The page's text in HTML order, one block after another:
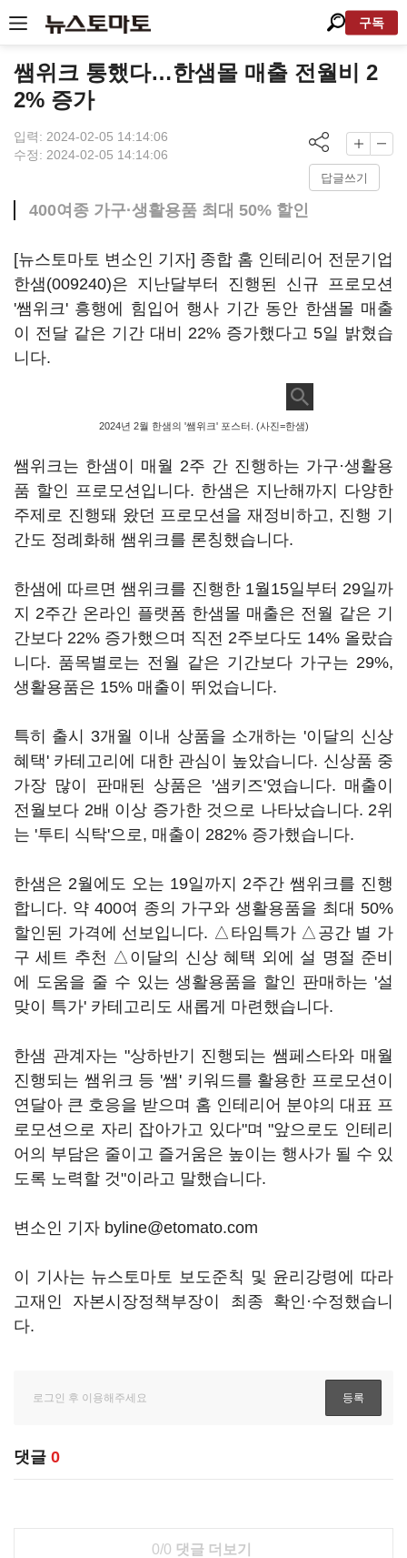
구독
쌤위크 통했다…한샘몰 매출 전월비 2
2% 증가
입력: 2024-02-05 14:14:06
수정: 2024-02-05 14:14:06
답글쓰기
400여종 가구·생활용품 최대 50% 할인
[뉴스토마토 변소인 기자] 종합 홈 인테리어 전문기업
한샘(009240)은 지난달부터 진행된 신규 프로모션
'쌤위크' 흥행에 힘입어 행사 기간 동안 한샘몰 매출
이 전달 같은 기간 대비 22% 증가했다고 5일 밝혔습
니다.
2024년 2월 한샘의 '쌤위크' 포스터. (사진=한샘)
쌤위크는 한샘이 매월 2주 간 진행하는 가구·생활용
품 할인 프로모션입니다. 한샘은 지난해까지 다양한
주제로 진행돼 왔던 프로모션을 재정비하고, 진행 기
간도 정례화해 쌤위크를 론칭했습니다.
한샘에 따르면 쌤위크를 진행한 1월15일부터 29일까
지 2주간 온라인 플랫폼 한샘몰 매출은 전월 같은 기
간보다 22% 증가했으며 직전 2주보다도 14% 올랐습
니다. 품목별로는 전월 같은 기간보다 가구는 29%,
생활용품은 15% 매출이 뛰었습니다.
특히 출시 3개월 이내 상품을 소개하는 '이달의 신상
혜택' 카테고리에 대한 관심이 높았습니다. 신상품 중
가장 많이 판매된 상품은 '샘키즈'였습니다. 매출이
전월보다 2배 이상 증가한 것으로 나타났습니다. 2위
는 '투티 식탁'으로, 매출이 282% 증가했습니다.
한샘은 2월에도 오는 19일까지 2주간 쌤위크를 진행
합니다. 약 400여 종의 가구와 생활용품을 최대 50%
할인된 가격에 선보입니다. △타임특가 △공간 별 가
구 세트 추천 △이달의 신상 혜택 외에 설 명절 준비
에 도움을 줄 수 있는 생활용품을 할인 판매하는 '설
맞이 특가' 카테고리도 새롭게 마련했습니다.
한샘 관계자는 "상하반기 진행되는 쌤페스타와 매월
진행되는 쌤위크 등 '쌤' 키워드를 활용한 프로모션이
연달아 큰 호응을 받으며 홈 인테리어 분야의 대표 프
로모션으로 자리 잡아가고 있다"며 "앞으로도 인테리
어의 부담은 줄이고 즐거움은 높이는 행사가 될 수 있
도록 노력할 것"이라고 말했습니다.
변소인 기자 byline@etomato.com
이 기사는 뉴스토마토 보도준칙 및 윤리강령에 따라
고재인 자본시장정책부장이 최종 확인·수정했습니
다.
댓글 0
0/0 댓글 더보기